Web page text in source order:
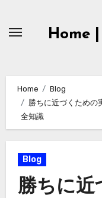
Home
Home
Blog
勝ちに近づくための
全知識
Blog
勝ちに近